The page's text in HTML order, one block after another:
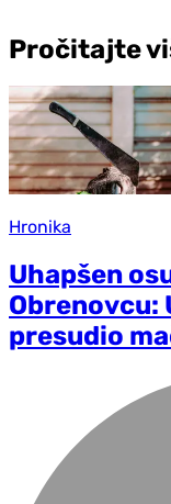
Pročitajte
Hronika
Uhapšen
Obrenovcu:
presudio